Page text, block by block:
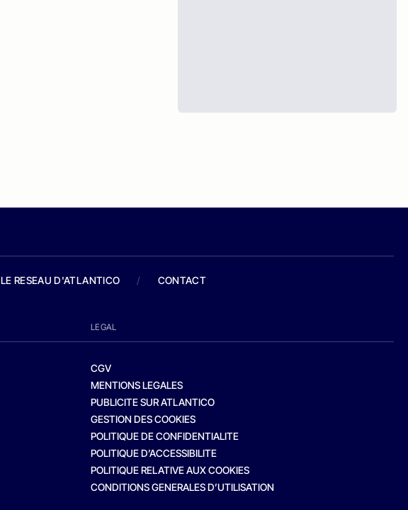
LE RESEAU D'ATLANTICO / CONTACT
LEGAL
CGV
MENTIONS LEGALES
PUBLICITE SUR ATLANTICO
GESTION DES COOKIES
POLITIQUE DE CONFIDENTIALITE
POLITIQUE D’ACCESSIBILITE
POLITIQUE RELATIVE AUX COOKIES
CONDITIONS GENERALES D’UTILISATION